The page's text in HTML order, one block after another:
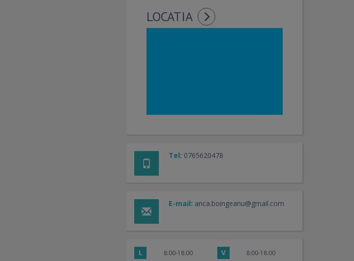
LOCATIA
Tel: 0765620478
E-mail: anca.boingeanu@gmail.com
L 8:00-18:00 V 8:00-18:00